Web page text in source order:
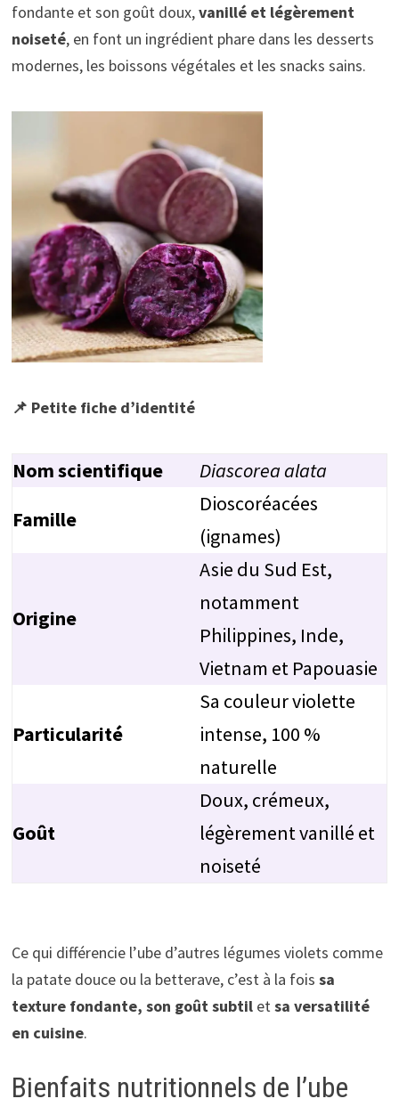
fondante et son goût doux,vanillé et légèrement
noiseté, en font un ingrédient phare dans les desserts
modernes, les boissons végétales et les snacks sains.
📌 Petite fiche d’identité
Nom scientifique
Diascorea alata
Famille
Dioscoréacées
(ignames)
Origine
Asie du Sud Est,
notamment
Philippines, Inde,
Vietnam et Papouasie
Particularité
Sa couleur violette
intense, 100 %
naturelle
Goût
Doux, crémeux,
légèrement vanillé et
noiseté
Ce qui différencie l’ube d’autres légumes violets comme
la patate douce ou la betterave, c’est à la fois sa
texture fondante, son goût subtiletsa versatilité
en cuisine.
Bienfaits nutritionnels de l’ube